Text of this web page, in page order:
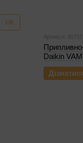
Артикул: 30757
Daikin
ОК